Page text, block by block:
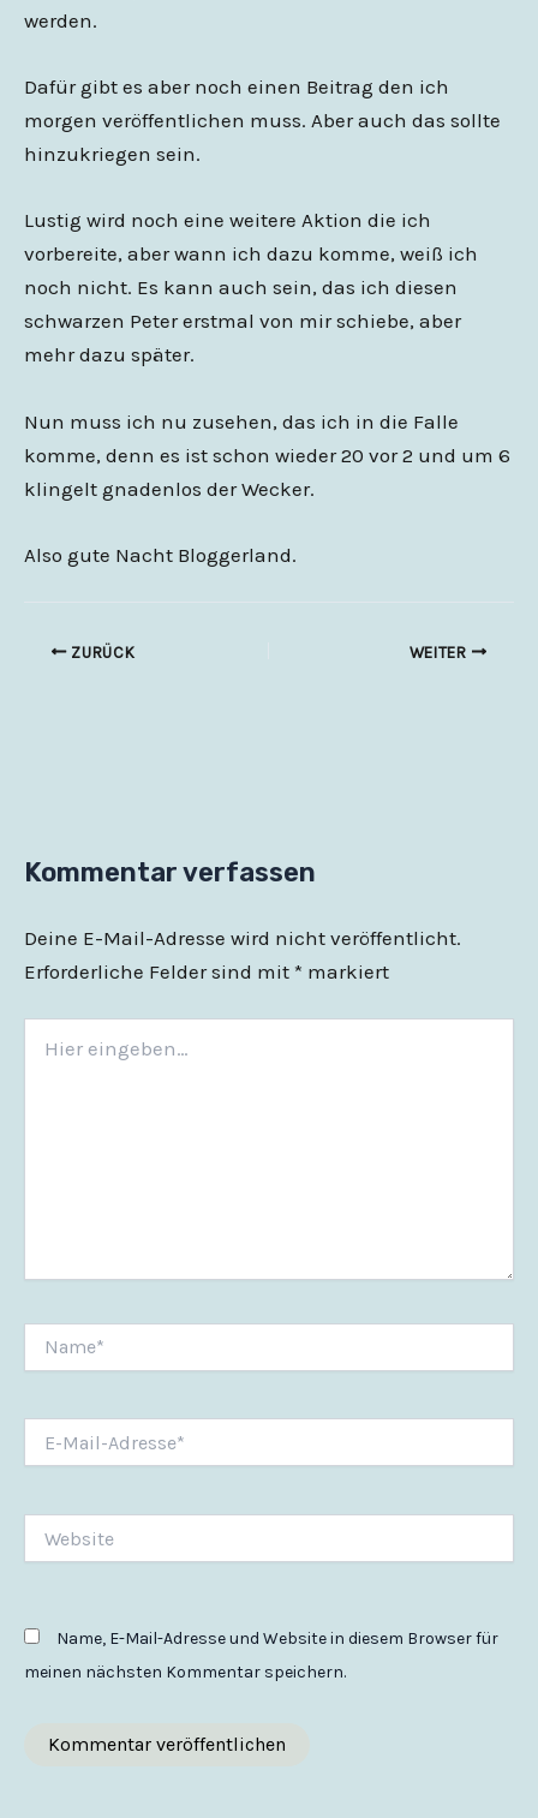
werden.
Dafür gibt es aber noch einen Beitrag den ich
morgen veröffentlichen muss. Aber auch das sollte
hinzukriegen sein.
Lustig wird noch eine weitere Aktion die ich
vorbereite, aber wann ich dazu komme, weiß ich
noch nicht. Es kann auch sein, das ich diesen
schwarzen Peter erstmal von mir schiebe, aber
mehr dazu später.
Nun muss ich nu zusehen, das ich in die Falle
komme, denn es ist schon wieder 20 vor 2 und um 6
klingelt gnadenlos der Wecker.
Also gute Nacht Bloggerland.
ZURÜCK WEITER
Kommentar verfassen
Deine E-Mail-Adresse wird nicht veröffentlicht.
Erforderliche Felder sind mit * markiert
eingeben…
Mail-
Name, E-Mail-Adresse und Website in diesem Browser für
meinen nächsten Kommentar speichern.